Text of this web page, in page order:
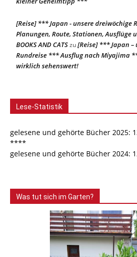
[Reise] *** Japan - unsere dreiwöchige
Planungen, Route, Stationen, Ausflüge
BOOKS AND CATSzu[Reise] *** Japan –
Rundreise *** Ausflug nach Miyajima
wirklich sehenswert!
Lese-Statistik
gelesene und gehörte Bücher 2025:
****
gelesene und gehörte Bücher 2024:
Was tut sich im Garten?